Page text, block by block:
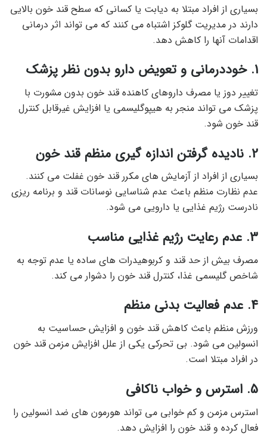
بسیاری از افراد مبتلا به دیابت یا کسانی که سطح قند خون بالایی
دارند در مدیریت گلوکز اشتباه می کنند که می تواند اثر درمانی
اقدامات آنها را کاهش دهد.
1. خوددرمانی و تعویض دارو بدون نظر پزشک
تغییر دوز یا مصرف داروهای کاهنده قند خون بدون مشورت با
پزشک می تواند منجر به هیپوگلیسمی یا افزایش غیرقابل کنترل
قند خون شود.
2. نادیده گرفتن اندازه گیری منظم قند خون
بسیاری از افراد از آزمایش های مکرر قند خون غفلت می کنند.
عدم نظارت منظم باعث عدم شناسایی نوسانات قند و برنامه ریزی
نادرست رژیم غذایی یا دارویی می شود.
3. عدم رعایت رژیم غذایی مناسب
مصرف بیش از حد قند و کربوهیدرات های ساده یا عدم توجه به
شاخص گلیسمی غذا، کنترل قند خون را دشوار می کند.
4. عدم فعالیت بدنی منظم
ورزش منظم باعث کاهش قند خون و افزایش حساسیت به
انسولین می شود. بی تحرکی یکی از علل افزایش مزمن قند خون
در افراد مبتلا است.
5. استرس و خواب ناکافی
استرس مزمن و کم خوابی می تواند هورمون های ضد انسولین را
فعال کرده و قند خون را افزایش دهد.